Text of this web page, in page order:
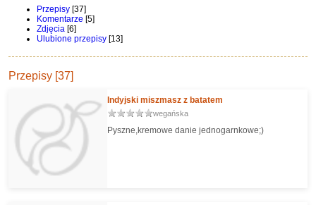
Przepisy [37]
Komentarze [5]
Zdjęcia [6]
Ulubione przepisy [13]
Przepisy [37]
Indyjski miszmasz z batatem
wegańska
Pyszne,kremowe danie jednogarnkowe;)